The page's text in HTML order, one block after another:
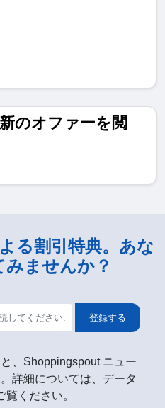
のオファーを閲
る割引特典。あな
ませんか？
登録する
、Shoppingspout ニュー
詳細については、データ
覧ください。